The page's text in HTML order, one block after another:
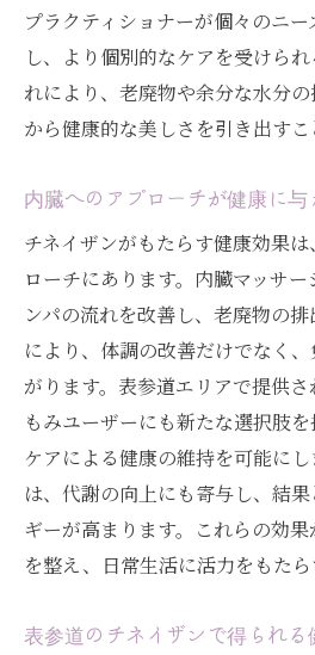
表参道の魅力溢れるチネイ
ーズに排出
老廃物排出のメカニズ
身体が喜ぶ老廃物排出
表参道でのチネイザン
自然なデトックス法と
表参道で健康美を追求
チネイザンで自然な体調管
健康法を発見
表参道で始める自然療法
チネイザンがもたらす
表参道での新しい健康
ン
表参道の施術ルームで
プラクティショナーが個々のニ
し、より個別的なケアを受けら
れにより、老廃物や余分な水分
から健康的な美しさを引き出すこ
内臓へのアプローチが健康に与
チネイザンがもたらす健康効果
ローチにあります。内臓マッサ
ンパの流れを改善し、老廃物の
により、体調の改善だけでなく
がります。表参道エリアで提供
もみユーザーにも新たな選択肢
ケアによる健康の維持を可能に
は、代謝の向上にも寄与し、結
ギーが高まります。これらの効
を整え、日常生活に活力をもたら
表参道のチネイザンで得られる